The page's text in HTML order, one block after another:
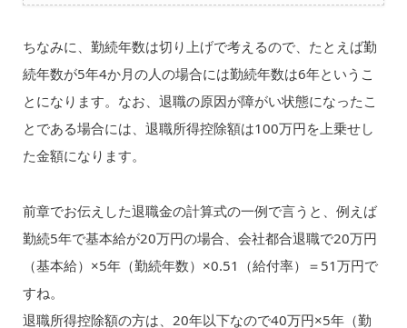
ちなみに、勤続年数は切り上げで考えるので、たとえば勤
続年数が5年4か月の人の場合には勤続年数は6年というこ
とになります。なお、退職の原因が障がい状態になったこ
とである場合には、退職所得控除額は100万円を上乗せし
た金額になります。
前章でお伝えした退職金の計算式の一例で言うと、例えば
勤続5年で基本給が20万円の場合、会社都合退職で20万円
（基本給）×5年（勤続年数）×0.51（給付率）＝51万円で
すね。
退職所得控除額の方は、20年以下なので40万円×5年（勤